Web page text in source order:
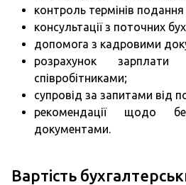
контроль термінів подання
консультації з поточних
допомога з кадровими
розрахунок
співробітниками;
супровід за запитами від
рекомендації щодо
документами.
Вартість